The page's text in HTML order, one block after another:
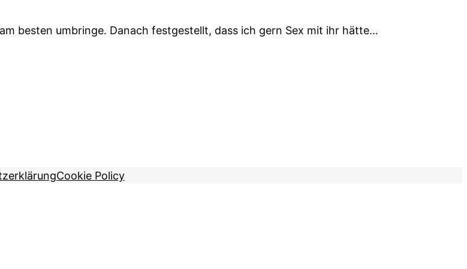
besten umbringe. Danach festgestellt, dass ich gern Sex mit ihr hätte…
Cookie Policy